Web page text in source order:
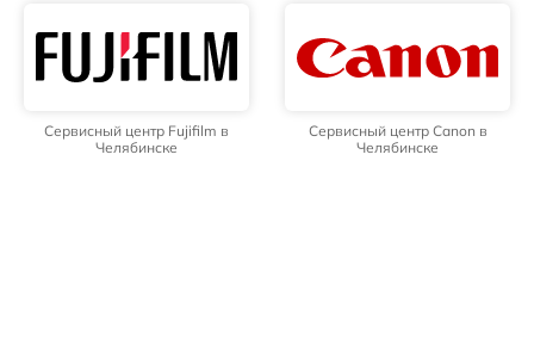
Сервисный центр Fujifilm в
Челябинске
Сервисный центр Canon в
Челябинске